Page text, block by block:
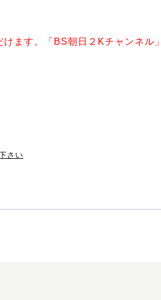
ます。「BS朝日２Kチャンネル」
さい